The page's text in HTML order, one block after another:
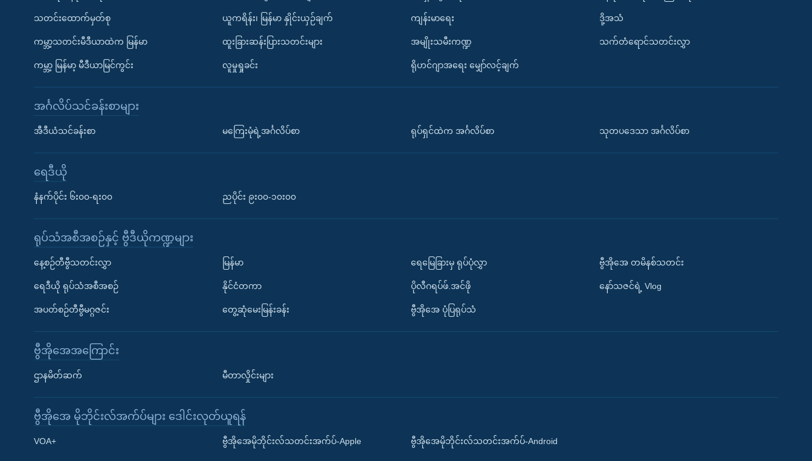
Learning English
သတင်းထောက်မှတ်စု
ကမ္ဘာ့သတင်းမီဒီယာထဲက မြန်မာ
ကမ္ဘာ့ မြန်မာ့ မီဒီယာမြင်ကွင်း
ယူကရိန်း၊ မြန်မာ နှိုင်းယှဉ်ချက်
ထူးခြားဆန်းပြားသတင်းများ
လူမှုရှုခင်း
ကျန်းမာရေး
အမျိုးသမီးကဏ္ဍ
ရိုဟင်ဂျာအရေး မျှော်လင့်ချက်
ဒို့အသံ
သက်တံရောင်သတင်းလွှာ
အင်္ဂလိပ်သင်ခန်းစာများ
အီဒီယံသင်ခန်းစာ မကြေးမုံရဲ့အင်္ဂလိပ်စာ ရုပ်ရှင်ထဲက အင်္ဂလိပ်စာ သုတပဒေသာ အင်္ဂလိပ်စာ
ရေဒီယို
နံနက်ပိုင်း ၆း၀၀-ရး၀၀ ညပိုင်း ၉း၀၀-၁၀း၀၀
ရုပ်သံအစီအစဉ်နှင့် ဗွီဒီယိုကဏ္ဍများ
နေ့စဉ်တီဗွီသတင်းလွှာ
ရေဒီယို ရုပ်သံအစီအစဉ်
အပတ်စဉ်တီဗွီမဂ္ဂဇင်း
မြန်မာ
နိုင်ငံတကာ
တွေ့ဆုံမေးမြန်းခန်း
ရေမြေခြားမှ ရုပ်ပုံလွှာ
ပိုလီဂရပ်ဖ်.အင်ဖို
ဗွီအိုအေ ပုံပြရုပ်သံ
ဗွီအိုအေ တမိနစ်သတင်း
နော်သဇင်ရဲ့ Vlog
ဗွီအိုအေအကြောင်း
ဌာနမိတ်ဆက် မီတာလှိုင်းများ
ဗွီအိုအေ မိုဘိုင်းလ်အက်ပ်များ ဒေါင်းလုတ်ယူရန်
VOA+ ဗွီအိုအေမိုဘိုင်းလ်သတင်းအက်ပ်-Apple ဗွီအိုအေမိုဘိုင်းလ်သတင်းအက်ပ်-Android